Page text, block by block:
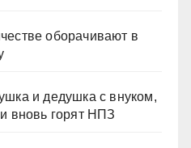
оборачивают в
и дедушка с внуком,
вновь горят НПЗ